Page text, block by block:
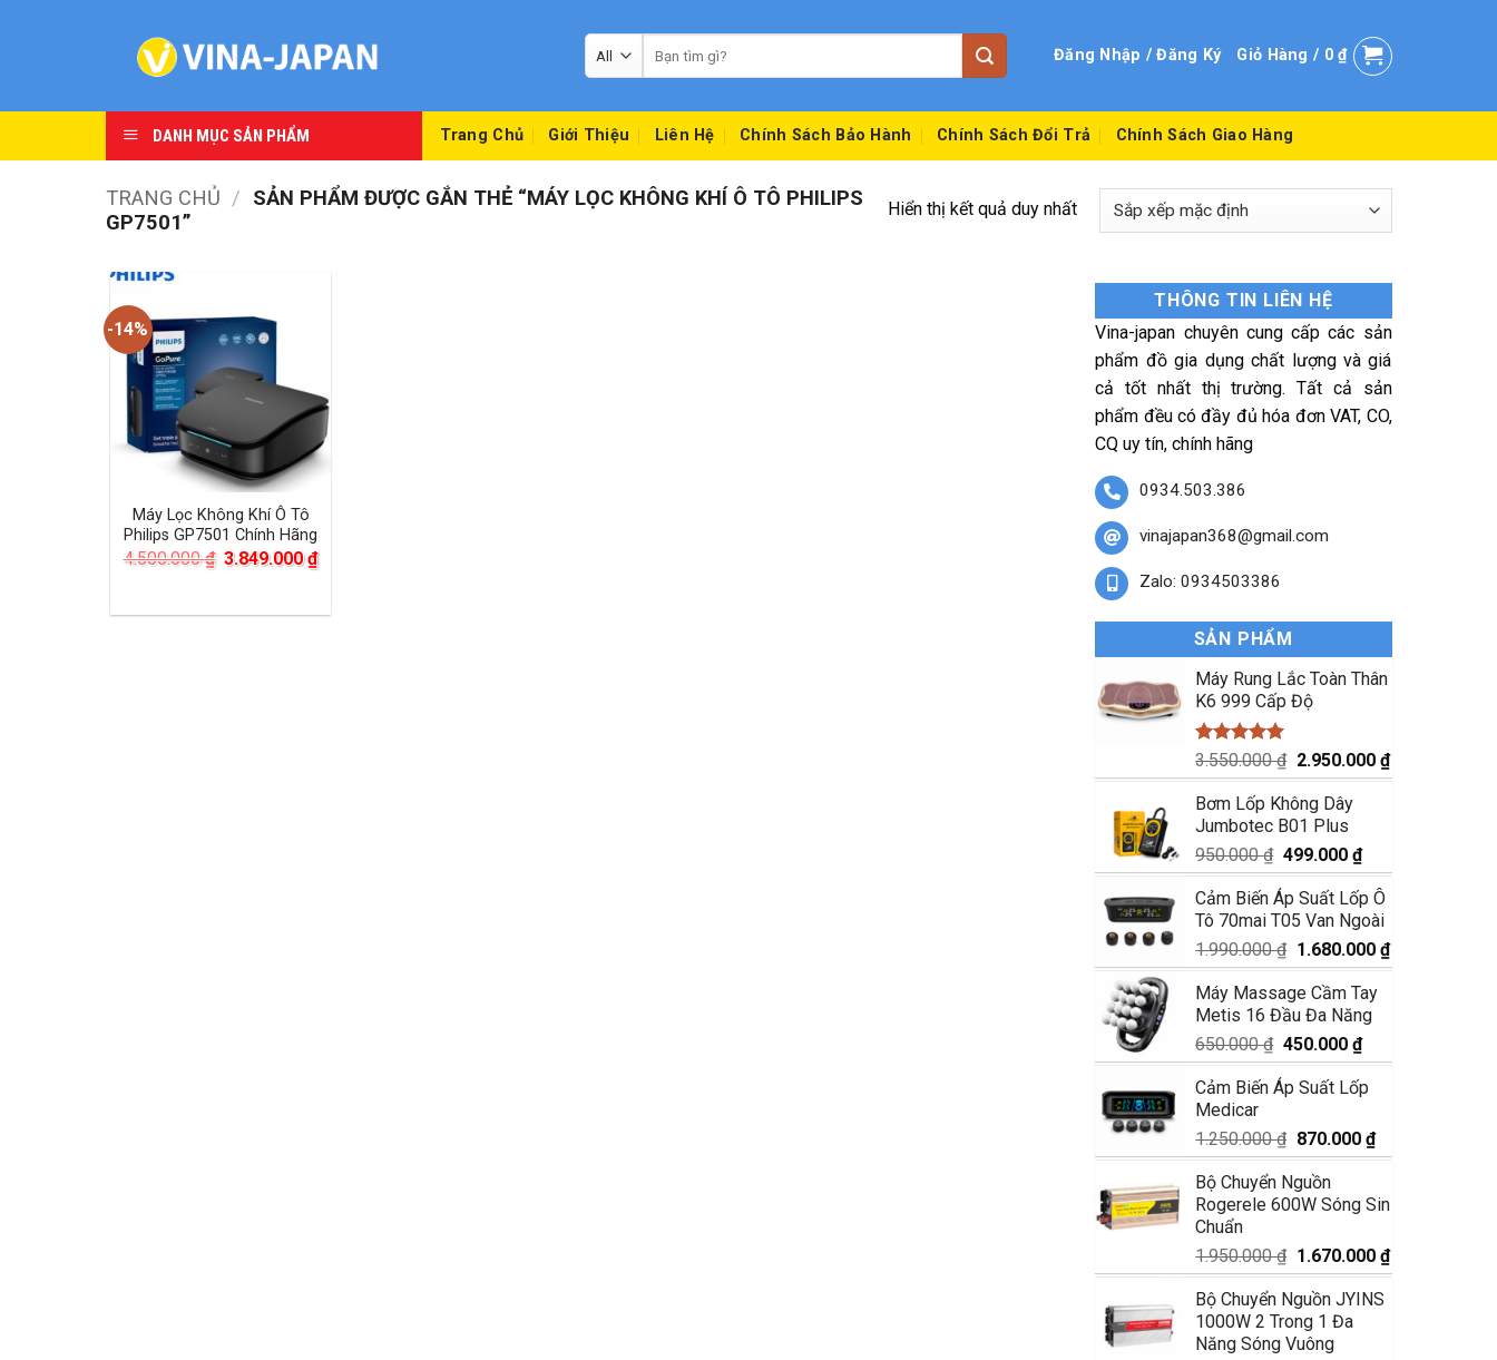
kiếm:
Đăng Nhập / Đăng Ký Giỏ Hàng / 0₫
DANH MỤC SẢN PHẨM Trang Chủ Giới Thiệu Liên Hệ Chính Sách Bảo Hành Chính Sách Đổi Trả Chính Sách Giao Hàng
TRANG CHỦ /
SẢN PHẨM ĐƯỢC GẮN THẺ “MÁY LỌC KHÔNG KHÍ Ô TÔ PHILIPS
GP7501”
Hiển thị kết quả duy nhất
-14%
Máy Lọc Không Khí Ô Tô
Philips GP7501 Chính Hãng
4.500.000₫ Giá
4.500.000 ₫.
3.849.000₫Giá
hiện
là:
THÔNG TIN LIÊN HỆ
Vina-japan chuyên cung cấp các sản
phẩm đồ gia dụng chất lượng và giá
cả tốt nhất thị trường. Tất cả sản
phẩm đều có đầy đủ hóa đơn VAT, CO,
CQ uy tín, chính hãng
0934.503.386
vinajapan368@gmail.com
Zalo: 0934503386
SẢN PHẨM
Máy Rung Lắc Toàn Thân
K6 999 Cấp Độ
Được xếp
hạng5.00
5 sao
3.550.000₫ Giá
gốc
là:
3.550.000 ₫.
2.950.000₫Giá
hiện
Bơm Lốp Không Dây
Jumbotec B01 Plus
950.000₫ Giá
gốc
là:
950.000 ₫.
499.000₫Giá
hiện
tại
là:
499.000 ₫.
Cảm Biến Áp Suất Lốp Ô
Tô 70mai T05 Van Ngoài
1.990.000₫ Giá
gốc
là:
1.990.000 ₫.
1.680.000₫Giá
hiện
Máy Massage Cầm Tay
Metis 16 Đầu Đa Năng
650.000₫ Giá
gốc
là:
450.000₫Giá
hiện
tại
450.000 ₫.
Cảm Biến Áp Suất Lốp
Medicar
1.250.000₫ Giá
gốc
là:
1.250.000 ₫.
870.000₫Giá
hiện
là:
Bộ Chuyển Nguồn
Rogerele 600W Sóng Sin
Chuẩn
1.950.000₫ Giá
gốc
là:
1.950.000 ₫.
1.670.000₫Giá
hiện
Bộ Chuyển Nguồn JYINS
1000W 2 Trong 1 Đa
Năng Sóng Vuông